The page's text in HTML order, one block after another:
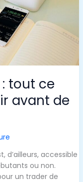
tout ce
avant de
d’ailleurs, accessible
ou non.
un trader de